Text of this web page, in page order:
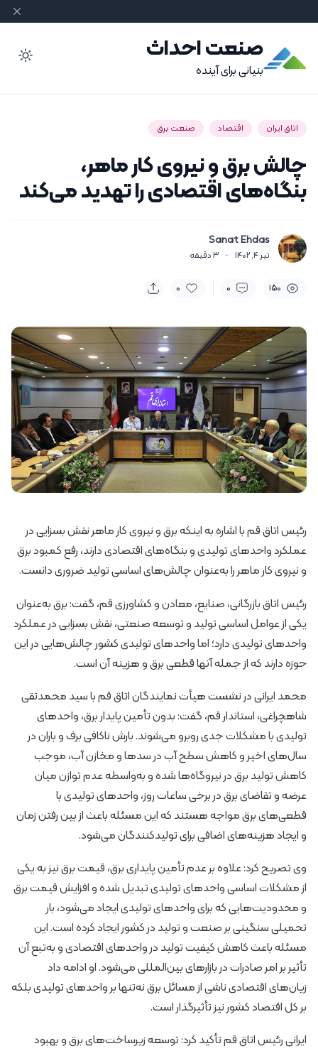
صنعت احداث
بنیانی برای آینده
اتاق ایران اقتصاد صنعت برق
چالش برق و نیروی کار ماهر،
بنگاه‌های اقتصادی را تهدید می‌کند
Sanat Ehdas
تیر 4, 1402 ·
3دقیقه
150
0
0
رئیس اتاق قم با اشاره به اینکه برق و نیروی کار ماهر نقش بسزایی در
عملکرد واحدهای تولیدی و بنگاه‌های اقتصادی دارند، رفع کمبود برق
و نیروی کار ماهر را به‌عنوان چالش‌های اساسی تولید ضروری دانست.
رئیس اتاق بازرگانی، صنایع، معادن و کشاورزی قم، گفت: برق به‌عنوان
یکی از عوامل اساسی تولید و توسعه صنعتی، نقش بسزایی در عملکرد
واحدهای تولیدی دارد؛ اما واحدهای تولیدی کشور چالش‌هایی در این
حوزه دارند که از جمله آنها قطعی برق و هزینه آن است.
محمد ایرانی در نشست هیأت نمایندگان اتاق قم با سید محمدتقی
شاهچراغی، استاندار قم، گفت: بدون تأمین پایدار برق، واحدهای
تولیدی با مشکلات جدی روبرو می‌شوند. بارش ناکافی برف و باران در
سال‌های اخیر و کاهش سطح آب در سدها و مخازن آب، موجب
کاهش تولید برق در نیروگاه‌ها شده و به‌واسطه عدم توازن میان
عرضه و تقاضای برق در برخی ساعات روز، واحدهای تولیدی با
قطعی‌های برق مواجه هستند که این مسئله باعث از بین رفتن زمان
و ایجاد هزینه‌های اضافی برای تولیدکنندگان می‌شود.
وی تصریح کرد: علاوه بر عدم تأمین پایداری برق، قیمت برق نیز به یکی
از مشکلات اساسی واحدهای تولیدی تبدیل شده و افزایش قیمت برق
و محدودیت‌هایی که برای واحدهای تولیدی ایجاد می‌شود، بار
تحمیلی سنگینی بر صنعت و تولید در کشور ایجاد کرده است. این
مسئله باعث کاهش کیفیت تولید در واحدهای اقتصادی و به‌تبع آن
تأثیر بر امر صادرات در بازارهای بین‌المللی می‌شود. او ادامه داد
زیان‌های اقتصادی ناشی از مسائل برق نه‌تنها بر واحدهای تولیدی بلکه
بر کل اقتصاد کشور نیز تأثیرگذار است.
ایرانی رئیس اتاق قم تأکید کرد: توسعه زیرساخت‌های برق و بهبود